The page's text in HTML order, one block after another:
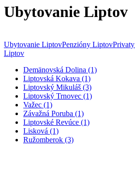
Ubytovanie Liptov
Ubytovanie LiptovPenzióny Liptov
Liptov
Demänovská Dolina (1)
Liptovská Kokava (1)
Liptovský Mikuláš (3)
Liptovský Trnovec (1)
Važec (1)
Závažná Poruba (1)
Liptovské Revúce (1)
Lisková (1)
Ružomberok (3)